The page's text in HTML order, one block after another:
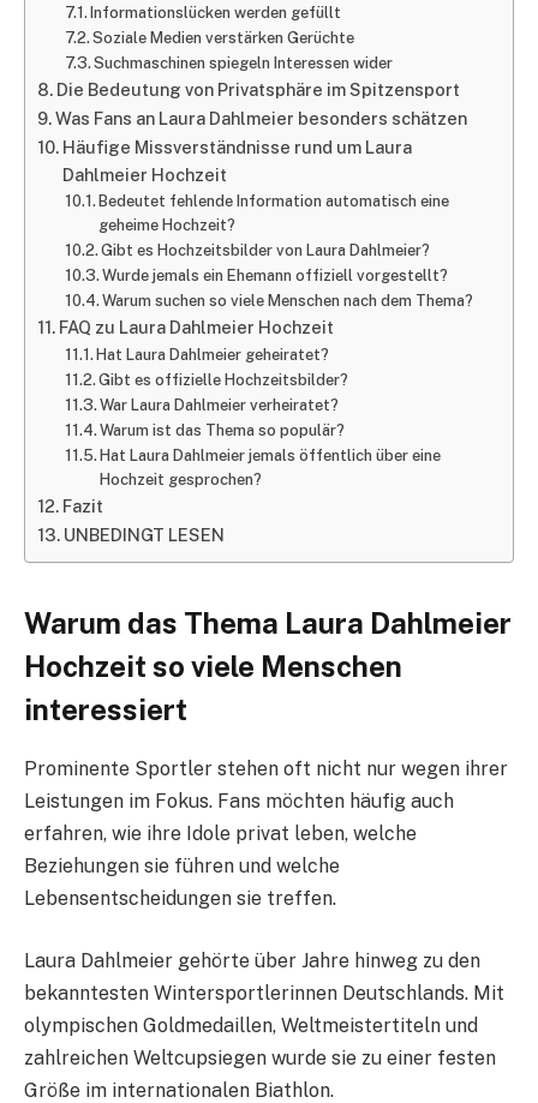
Informationslücken werden gefüllt
Soziale Medien verstärken Gerüchte
Suchmaschinen spiegeln Interessen wider
Die Bedeutung von Privatsphäre im Spitzensport
Was Fans an Laura Dahlmeier besonders schätzen
Häufige Missverständnisse rund um Laura
Dahlmeier Hochzeit
Bedeutet fehlende Information automatisch eine
geheime Hochzeit?
Gibt es Hochzeitsbilder von Laura Dahlmeier?
Wurde jemals ein Ehemann offiziell vorgestellt?
Warum suchen so viele Menschen nach dem Thema?
FAQ zu Laura Dahlmeier Hochzeit
Hat Laura Dahlmeier geheiratet?
Gibt es offizielle Hochzeitsbilder?
War Laura Dahlmeier verheiratet?
Warum ist das Thema so populär?
Hat Laura Dahlmeier jemals öffentlich über eine
Hochzeit gesprochen?
Fazit
UNBEDINGT LESEN
Warum das Thema Laura Dahlmeier
Hochzeit so viele Menschen
interessiert
Prominente Sportler stehen oft nicht nur wegen ihrer
Leistungen im Fokus. Fans möchten häufig auch
erfahren, wie ihre Idole privat leben, welche
Beziehungen sie führen und welche
Lebensentscheidungen sie treffen.
Laura Dahlmeier gehörte über Jahre hinweg zu den
bekanntesten Wintersportlerinnen Deutschlands. Mit
olympischen Goldmedaillen, Weltmeistertiteln und
zahlreichen Weltcupsiegen wurde sie zu einer festen
Größe im internationalen Biathlon.